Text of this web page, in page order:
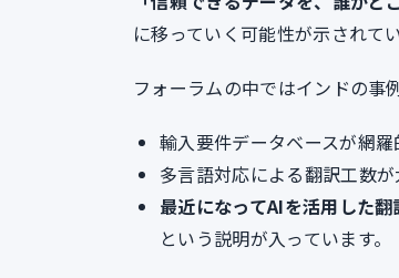
に移っていく可能性が示されてい
フォーラムの中ではインドの事
輸入要件データベースが網羅
多言語対応による翻訳工数
最近になってAIを活用した
という説明が入っています。